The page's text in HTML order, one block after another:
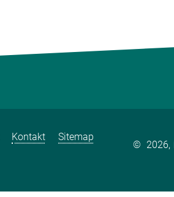
Kontakt
Sitemap
© 2026,